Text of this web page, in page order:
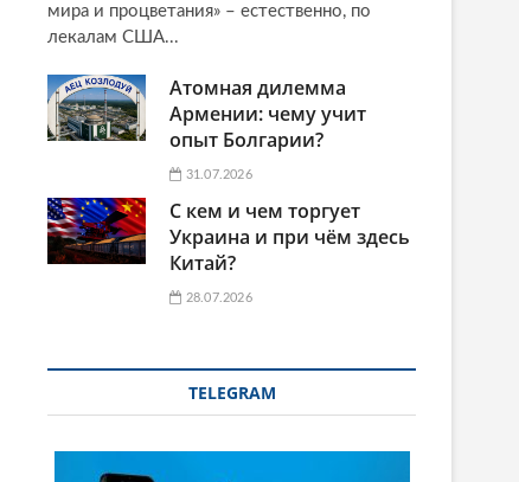
мира и процветания» – естественно, по
лекалам США...
Атомная дилемма
Армении: чему учит
опыт Болгарии?
31.07.2026
С кем и чем торгует
Украина и при чём здесь
Китай?
28.07.2026
TELEGRAM